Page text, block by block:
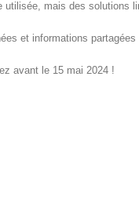
utilisée, mais des solutions
et informations
avant le 15 mai 2024 !